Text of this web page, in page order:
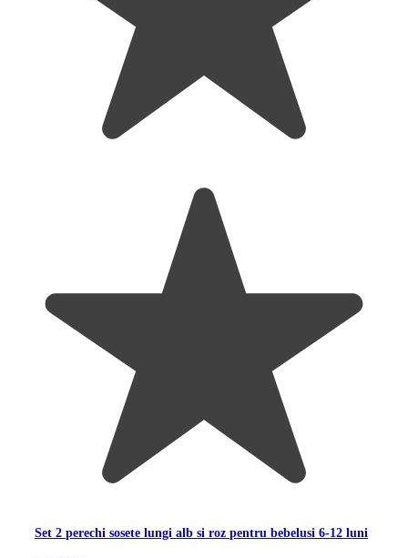
Set 2 perechi sosete lungi alb si roz pentru bebelusi 6-12 luni